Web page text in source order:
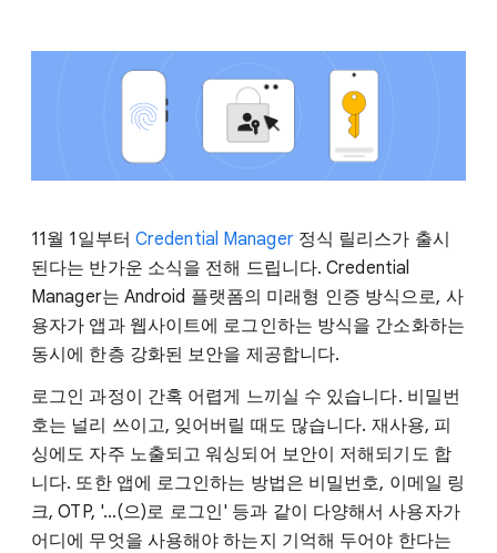
11월 1일부터 Credential Manager정식 릴리스가 출시
된다는 반가운 소식을 전해 드립니다. Credential
Manager는 Android 플랫폼의 미래형 인증 방식으로, 사
용자가 앱과 웹사이트에 로그인하는 방식을 간소화하는
동시에 한층 강화된 보안을 제공합니다.
로그인 과정이 간혹 어렵게 느끼실 수 있습니다. 비밀번
호는 널리 쓰이고, 잊어버릴 때도 많습니다. 재사용, 피
싱에도 자주 노출되고 워싱되어 보안이 저해되기도 합
니다. 또한 앱에 로그인하는 방법은 비밀번호, 이메일 링
크, OTP, '...(으)로 로그인' 등과 같이 다양해서 사용자가
어디에 무엇을 사용해야 하는지 기억해 두어야 한다는